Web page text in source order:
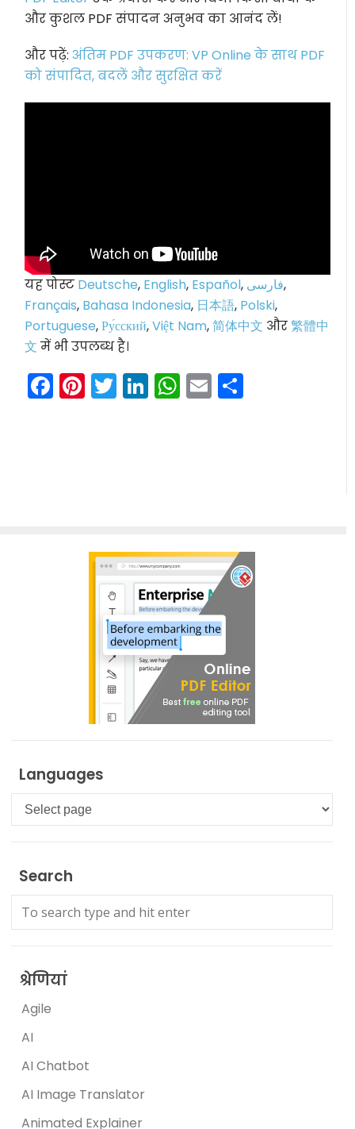
और कुशल PDF संपादन अनुभव का आनंद लें!
और पढ़ें:अंतिम PDF उपकरण: VP Online के साथ PDF
को संपादित, बदलें और सुरक्षित करें
यह पोस्ट Deutsche, English, Español, فارسی,
Français, Bahasa Indonesia, 日本語, Polski,
Portuguese,Ру́сский,Việt Nam,简体中文 और繁體中
文 में भी उपलब्ध है।
Facebook
Pinterest
Twitter
LinkedIn
WhatsApp
Email
Languages
Languages
Search
श्रेणियां
Agile
AI
AI Chatbot
AI Image Translator
Animated Explainer